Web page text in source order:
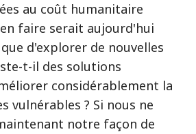
au coût humanitaire
faire serait aujourd'hui
d'explorer de nouvelles
t-il des solutions
considérablement la
vulnérables ? Si nous ne
notre façon de